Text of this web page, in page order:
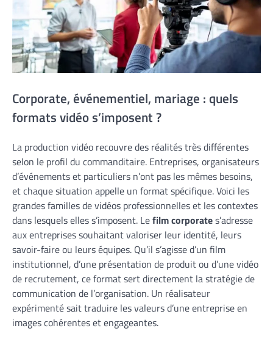
Corporate, événementiel, mariage : quels
formats vidéo s’imposent ?
La production vidéo recouvre des réalités très différentes
selon le profil du commanditaire. Entreprises, organisateurs
d’événements et particuliers n’ont pas les mêmes besoins,
et chaque situation appelle un format spécifique. Voici les
grandes familles de vidéos professionnelles et les contextes
dans lesquels elles s’imposent. Lefilm corporates’adresse
aux entreprises souhaitant valoriser leur identité, leurs
savoir-faire ou leurs équipes. Qu’il s’agisse d’un film
institutionnel, d’une présentation de produit ou d’une vidéo
de recrutement, ce format sert directement la stratégie de
communication de l’organisation. Un réalisateur
expérimenté sait traduire les valeurs d’une entreprise en
images cohérentes et engageantes.